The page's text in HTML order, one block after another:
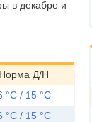
в декабре и
Норма Д/Н
°C / 15 °C
°C / 15 °C